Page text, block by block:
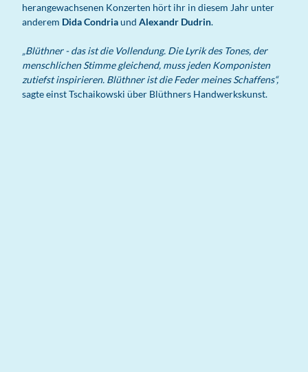
herangewachsenen Konzerten hört ihr in diesem Jahr unter
anderem Dida Condriaund Alexandr Dudrin.
„Blüthner - das ist die Vollendung. Die Lyrik des Tones, der
menschlichen Stimme gleichend, muss jeden Komponisten
zutiefst inspirieren. Blüthner ist die Feder meines Schaffens“,
sagte einst Tschaikowski über Blüthners Handwerkskunst.